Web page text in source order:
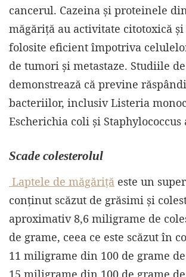
cancerul. Cazeina și proteinele
măgăriță au activitate citotoxică
folosite eficient împotriva
de tumori și metastaze. Studiile
demonstrează că previne
bacteriilor, inclusiv Listeria
Escherichia coli și Staphylococcus
Scade colesterolul
Laptele de măgăriță este un
conținut scăzut de grăsimi și
aproximativ 8,6 miligrame de
de grame, ceea ce este scăzut în
11 miligrame din 100 de grame
15 miligrame din 100 de grame